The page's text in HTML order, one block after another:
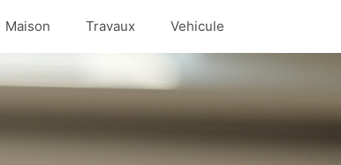
Maison Travaux Vehicule